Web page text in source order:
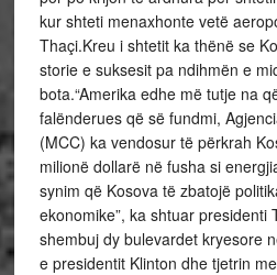
kur shteti menaxhonte vetë
Thaçi.Kreu i shtetit ka thënë se
storie e suksesit pa ndihmën e
bota.“Amerika edhe më tutje na
falënderues që së fundmi,
(MCC) ka vendosur të përkrah
milionë dollarë në fusha si
synim që Kosova të zbatojë
ekonomike”, ka shtuar presidenti
shembuj dy bulevardet kryesore
e presidentit Klinton dhe tjetrin